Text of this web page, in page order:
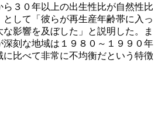
３０年以上の出生性比が自然性比
して「彼らが再生産年齢帯に入っ
影響を及ぼした」と説明した。ま
刻な地域は１９８０～１９９０年
比べて非常に不均衡だという特徴